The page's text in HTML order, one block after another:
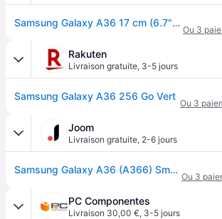
Samsung Galaxy A36 17 cm (6.7") Double SIM Android 15 5G USB Type-C 8 Go 256 Go 5000 mAh Citron vert
Ou 3
Rakuten
Livraison gratuite, 3-5 jours
Samsung Galaxy A36 256 Go Vert
Ou 3
Joom
Livraison gratuite, 2-6 jours
Samsung Galaxy A36 (A366) Smartphone 5G Ds. 8/256Go Citron Vert
Ou 3
PC Componentes
Livraison 30,00 €, 3-5 jours